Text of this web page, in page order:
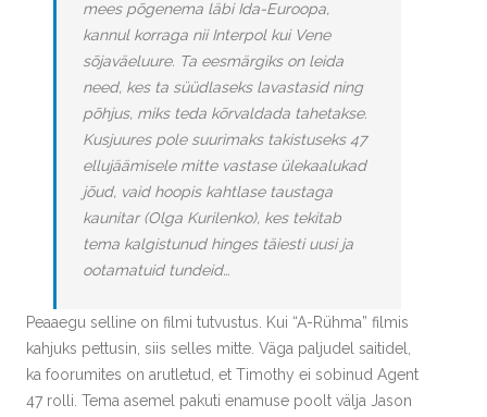
mees põgenema läbi Ida-Euroopa,
kannul korraga nii Interpol kui Vene
sõjaväeluure. Ta eesmärgiks on leida
need, kes ta süüdlaseks lavastasid ning
põhjus, miks teda kõrvaldada tahetakse.
Kusjuures pole suurimaks takistuseks 47
ellujäämisele mitte vastase ülekaalukad
jõud, vaid hoopis kahtlase taustaga
kaunitar (Olga Kurilenko), kes tekitab
tema kalgistunud hinges täiesti uusi ja
ootamatuid tundeid…
Peaaegu selline on filmi tutvustus. Kui “A-Rühma” filmis
kahjuks pettusin, siis selles mitte. Väga paljudel saitidel,
ka foorumites on arutletud, et Timothy ei sobinud Agent
47 rolli. Tema asemel pakuti enamuse poolt välja Jason